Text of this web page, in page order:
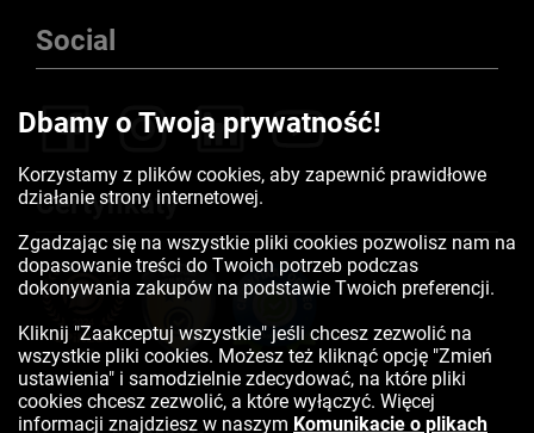
Social
Certyfikaty
Dbamy o Twoją prywatność!
Korzystamy z plików cookies, aby zapewnić prawidłowe
działanie strony internetowej.
Zgadzając się na wszystkie pliki cookies pozwolisz nam na
dopasowanie treści do Twoich potrzeb podczas
dokonywania zakupów na podstawie Twoich preferencji.
Kliknij "Zaakceptuj wszystkie" jeśli chcesz zezwolić na
wszystkie pliki cookies. Możesz też kliknąć opcję "Zmień
ustawienia" i samodzielnie zdecydować, na które pliki
cookies chcesz zezwolić, a które wyłączyć. Więcej
informacji znajdziesz w naszym Komunikacie o plikach